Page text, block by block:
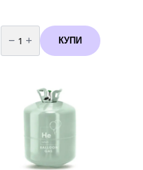
количество
за
Майнкрафт
(Minecraft
лакомства
КУПИ